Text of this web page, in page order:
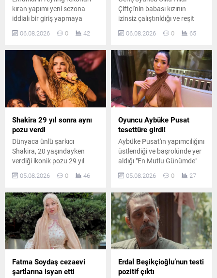
kıran yapımı yeni sezona
iddialı bir giriş yapmaya
hazırlanıyor. Kadroda önemli
ayrılıklar yaşanırken diziye
oluyor.
06.08.2026 0 42
Çiftçi'nin babası kızının
izinsiz çalıştırıldığı ve reşit
olmadığı halde bir ilişki
yaşadığı iddiasıyla savcılığa
gelişmeler magazin ve hukuk
kulislerinde geniş yankı
uyandırdı.
06.08.2026 0 65
Shakira 29 yıl sonra aynı
pozu verdi
Dünyaca ünlü şarkıcı
Shakira, 20 yaşındayken
verdiği ikonik pozu 29 yıl
Ünlü sanatçının paylaşımı
büyük ilgi gördü.
05.08.2026 0 46
Oyuncu Aybüke Pusat
tesettüre girdi!
Aybüke Pusat'ın yapımcılığını
üstlendiği ve başrolünde yer
aldığı "En Mutlu Günümde"
paylaşıldı. Oyuncunun
kullandığı yeni görünüm
dikkat çekti.
05.08.2026 0 27
Fatma Soydaş cezaevi
şartlarına isyan etti
Erdal Beşikçioğlu’nun testi
pozitif çıktı